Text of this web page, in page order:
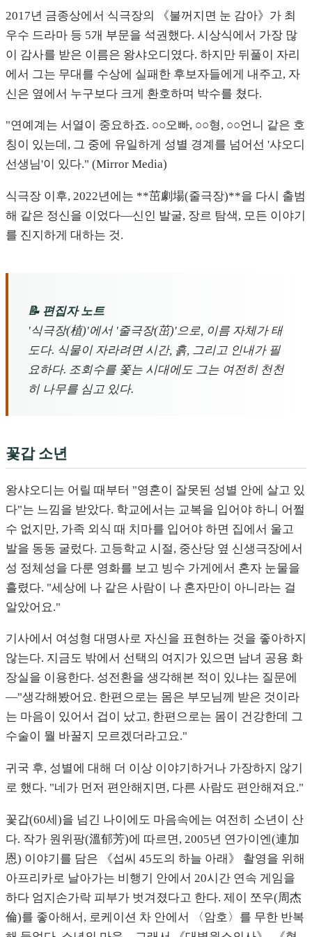
2017년 금종상에서 식극장의 《불꺼지면 눈 감아》가 최
우수 드라마 등 5개 부문을 석권했다. 시상식에서 가장 많
이 감사를 받은 이름은 왕샤오디였다. 하지만 뒤풀이 자리
에서 그는 무대를 수상에 실패한 후보자들에게 내주고, 자
신은 옆에서 누구보다 크게 환호하며 박수를 쳤다.
"연예계는 서열이 중요하죠. ○○오빠, ○○형, ○○언니 같은 호
칭이 있는데, 그 중에 유일하게 성별 경계를 넘어선 '샤오디
선생님'이 있다." (Mirror Media)
식극장 이후, 2022년에는 **茁劇場(줄극장)**을 다시 출범
해 같은 정신을 이었다—신인 발굴, 장르 탐색, 모든 이야기
를 진지하게 대하는 것.
📝 편집자 노트
'식극장(植)'에서 '줄극장(茁)'으로, 이름 자체가 태
도다. 식물이 자라려면 시간, 흙, 그리고 인내가 필
요하다. 조회수를 쫓는 시대에도 그는 여전히 천천
히 나무를 심고 있다.
꽃갑 소년
왕샤오디는 어릴 때부터 "영혼이 잘못된 성별 안에 살고 있
다"는 느낌을 받았다. 학교에서는 교복을 입어야 하니 어쩔
수 없지만, 가족 외식 때 치마를 입어야 하면 집에서 울고
발을 동동 굴렀다. 고등학교 시절, 중산당 옆 신생극장에서
성 정체성을 다룬 영화를 보고 빙수 가게에서 혼자 눈물을
흘렸다. "세상에 나 같은 사람이 나 혼자만이 아니라는 걸
알았어요."
기사에서 여성형 대명사로 자신을 표현하는 것을 좋아하지
않는다. 지금도 밖에서 선택의 여지가 있으면 남녀 공용 화
장실을 이용한다. 성전환을 생각해본 적이 있냐는 질문에
—"생각해봤어요. 한편으로는 몸은 부모님께 받은 것이라
는 마음이 있어서 겁이 났고, 한편으로는 몸이 건강한데 그
수술이 뭘 바꿀지 모르겠더라고요."
귀국 후, 성별에 대해 더 이상 이야기하거나 가장하지 않기
로 했다. "네가 먼저 편안해지면, 다른 사람도 편안해져요."
꽃갑(60세)을 넘긴 나이에도 마음속에는 여전히 소년이 산
다. 작가 원위팡(溫郁芳)에 따르면, 2005년 연가이엔(連加
恩) 이야기를 담은 《섭씨 45도의 하늘 아래》 촬영을 위해
아프리카로 날아가는 비행기 안에서 20시간 연속 게임을
하다 엄지손가락 피부가 벗겨졌다고 한다. 제이 쪼우(周杰
倫)를 좋아해서, 로케이션 차 안에서 〈암호〉를 무한 반복